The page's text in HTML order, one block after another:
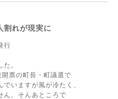
割れが現実に
行
。
票の町長・町議選で
いますが風が冷たく、
ん。そんあところで